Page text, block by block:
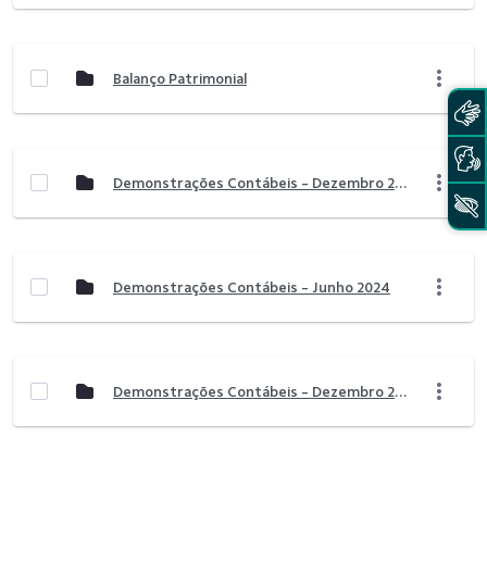
Balanço Patrimonial
Demonstrações Contábeis - Dezembro 2024
Demonstrações Contábeis - Junho 2024
Demonstrações Contábeis - Dezembro 2023